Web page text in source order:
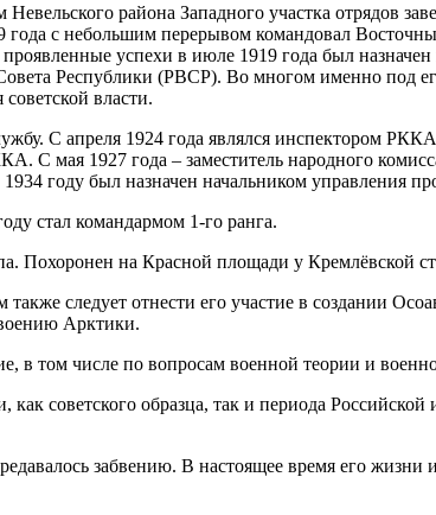
района Западного участка отрядов
года с небольшим перерывом командовал
успехи в июле 1919 года был
Республики (РВСР). Во многом именно под
власти.
С апреля 1924 года являлся инспектором
С мая 1927 года – заместитель народного
году был назначен начальником управления
стал командармом 1-го ранга.
Похоронен на Красной площади у Кремлёвской
следует отнести его участие в создании
Арктики.
в том числе по вопросам военной теории и
советского образца, так и периода
забвению. В настоящее время его